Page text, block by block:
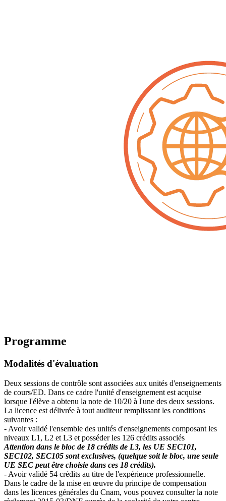
Programme
Modalités d'évaluation
Deux sessions de contrôle sont associées aux unités d'enseignements
de cours/ED. Dans ce cadre l'unité d'enseignement est acquise
lorsque l'élève a obtenu la note de 10/20 à l'une des deux sessions.
La licence est délivrée à tout auditeur remplissant les conditions
suivantes :
- Avoir validé l'ensemble des unités d'enseignements composant les
niveaux L1, L2 et L3 et posséder les 126 crédits associés
Attention dans le bloc de 18 crédits de L3, les UE SEC101,
SEC102, SEC105 sont exclusives, (quelque soit le bloc, une seule
UE SEC peut être choisie dans ces 18 crédits).
- Avoir validé 54 crédits au titre de l'expérience professionnelle.
Dans le cadre de la mise en œuvre du principe de compensation
dans les licences générales du Cnam, vous pouvez consulter la note